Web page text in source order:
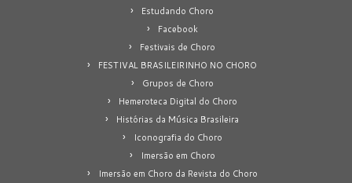
Estudando Choro
Facebook
Festivais de Choro
FESTIVAL BRASILEIRINHO NO CHORO
Grupos de Choro
Hemeroteca Digital do Choro
Histórias da Música Brasileira
Iconografia do Choro
Imersão em Choro
Imersão em Choro da Revista do Choro